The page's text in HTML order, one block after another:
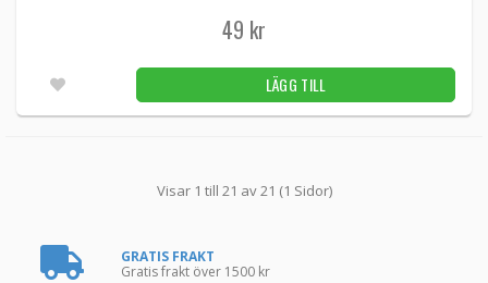
49 kr
LÄGG TILL
Visar 1 till 21 av 21 (1 Sidor)
GRATIS FRAKT
Gratis frakt över 1500 kr